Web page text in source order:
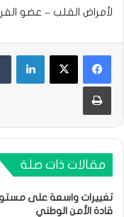
لأمراض القلب – عضو
طباعة
مقالات ذات صلة
تغييرات واسعة على
قادة الأمن الوطني